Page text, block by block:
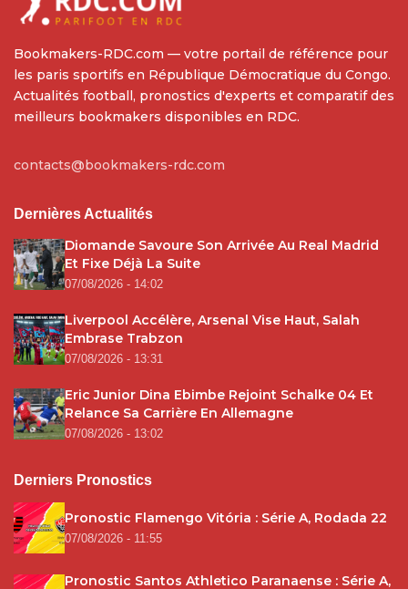
Bookmakers-RDC.com — votre portail de référence pour
les paris sportifs en République Démocratique du Congo.
Actualités football, pronostics d'experts et comparatif des
meilleurs bookmakers disponibles en RDC.
contacts@bookmakers-rdc.com
Dernières Actualités
Diomande Savoure Son Arrivée Au Real Madrid
Et Fixe Déjà La Suite
07/08/2026 - 14:02
Liverpool Accélère, Arsenal Vise Haut, Salah
Embrase Trabzon
07/08/2026 - 13:31
Eric Junior Dina Ebimbe Rejoint Schalke 04 Et
Relance Sa Carrière En Allemagne
07/08/2026 - 13:02
Derniers Pronostics
Pronostic Flamengo Vitória : Série A, Rodada 22
07/08/2026 - 11:55
Pronostic Santos Athletico Paranaense : Série A,